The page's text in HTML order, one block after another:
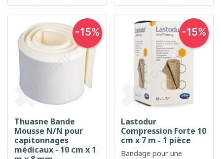
Thuasne Bande
Mousse N/N pour
capitonnages
médicaux - 10 cm x 1
-15%
Lastodur
Compression Forte 10
cm x 7 m - 1 pièce
Bandage pour une
-15%